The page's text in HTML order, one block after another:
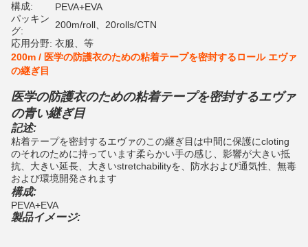
構成:
PEVA+EVA
パッキン
グ:
200m/roll、20rolls/CTN
応用分野: 衣服、等
200m / 医学の防護衣のための粘着テープを密封するロール エヴァ
の継ぎ目
医学の防護衣のための粘着テープを密封するエヴァ
の青い継ぎ目
記述:
粘着テープを密封するエヴァのこの継ぎ目は中間に保護にcloting
のそれのために持っています柔らかい手の感じ、 影響が大きい抵
抗、大きい延長、大きいstretchabilityを、防水および通気性、無毒
および環境開発されます
構成:
PEVA+EVA
製品イメージ: